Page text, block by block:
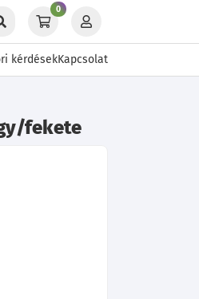
0
kérdésekKapcsolat
fekete